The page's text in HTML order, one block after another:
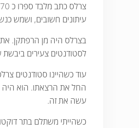
עיתונים חשובים, ושמש
בצרלס היה מן הרפתקן. את
לסטודנטים צעירים
החל את הרצאתו. הוא היה
עשה את זה.
כשהייתי משתלם בתר